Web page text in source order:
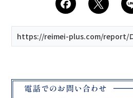
https://reimei-plus.com/report/